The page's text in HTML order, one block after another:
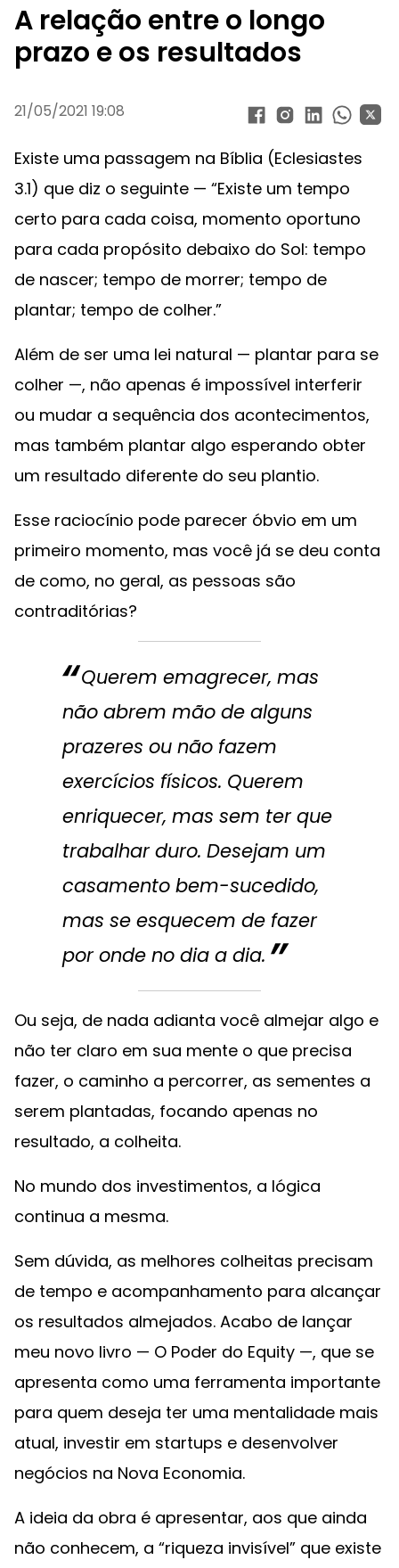
A relação entre o longo
prazo e os resultados
21/05/2021 19:08
Existe uma passagem na Bíblia (Eclesiastes
3.1) que diz o seguinte — “Existe um tempo
certo para cada coisa, momento oportuno
para cada propósito debaixo do Sol: tempo
de nascer; tempo de morrer; tempo de
plantar; tempo de colher.”
Além de ser uma lei natural — plantar para se
colher —, não apenas é impossível interferir
ou mudar a sequência dos acontecimentos,
mas também plantar algo esperando obter
um resultado diferente do seu plantio.
Esse raciocínio pode parecer óbvio em um
primeiro momento, mas você já se deu conta
de como, no geral, as pessoas são
contraditórias?
Querem emagrecer, mas
não abrem mão de alguns
prazeres ou não fazem
exercícios físicos. Querem
enriquecer, mas sem ter que
trabalhar duro. Desejam um
casamento bem-sucedido,
mas se esquecem de fazer
por onde no dia a dia.
Ou seja, de nada adianta você almejar algo e
não ter claro em sua mente o que precisa
fazer, o caminho a percorrer, as sementes a
serem plantadas, focando apenas no
resultado, a colheita.
No mundo dos investimentos, a lógica
continua a mesma.
Sem dúvida, as melhores colheitas precisam
de tempo e acompanhamento para alcançar
os resultados almejados. Acabo de lançar
meu novo livro — O Poder do Equity —, que se
apresenta como uma ferramenta importante
para quem deseja ter uma mentalidade mais
atual, investir em startups e desenvolver
negócios na Nova Economia.
A ideia da obra é apresentar, aos que ainda
não conhecem, a “riqueza invisível” que existe